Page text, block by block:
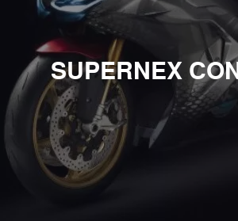
SUPERNEX